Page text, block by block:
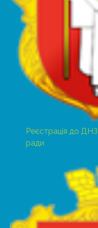
Реєстрація до
ради